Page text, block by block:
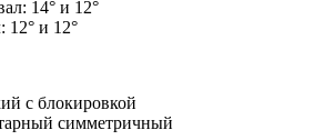
14° и 12°
12° и 12°
с блокировкой
симметричный